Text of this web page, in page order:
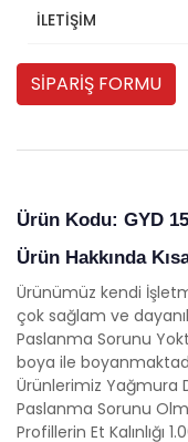
İLETİŞİM
Ürün Kodu:
SİPARİŞ FORMU
Ürün Kodu: GYD
Ürün Hakkında
Ürünümüz kendi
çok sağlam ve
Paslanma Sorunu
boya ile
Ürünlerimiz Yağmura
Paslanma Sorunu
Profillerin Et Kalınlığı